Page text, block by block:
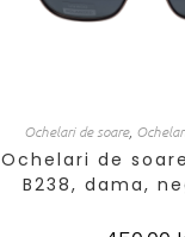
Ochelari de soare,
Ochelari de
B238, dama,